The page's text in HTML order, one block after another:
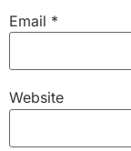
Email *
Website